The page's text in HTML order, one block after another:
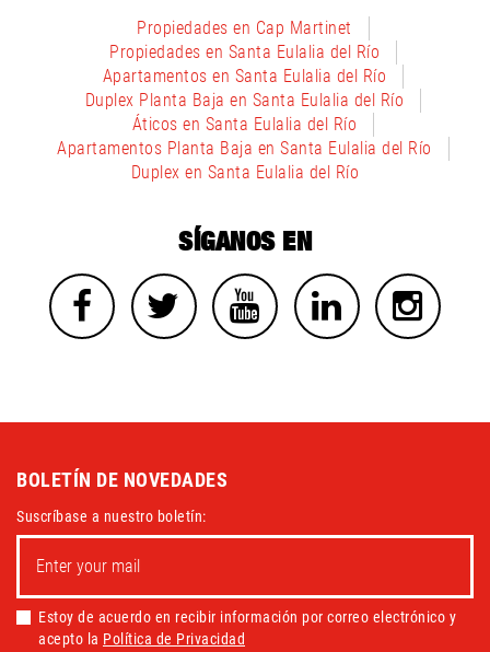
Propiedades en Cap Martinet
Propiedades en Santa Eulalia del Río
Apartamentos en Santa Eulalia del Río
Duplex Planta Baja en Santa Eulalia del Río
Áticos en Santa Eulalia del Río
Apartamentos Planta Baja en Santa Eulalia del Río
Duplex en Santa Eulalia del Río
SÍGANOS EN
BOLETÍN DE NOVEDADES
Suscríbase a nuestro boletín:
Estoy de acuerdo en recibir información por correo electrónico y
acepto la Política de Privacidad